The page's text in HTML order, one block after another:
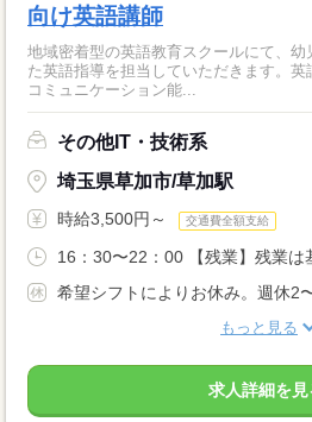
向け英語講師
地域密着型の英語教育スクールにて、幼
た英語指導を担当していただきます。
コミュニケーション能...
その他IT・技術系
埼玉県草加市/草加駅
時給3,500円～ 交通費全額支給
16：30〜22：00 【残業】残業は
希望シフトによりお休み。週休2
もっと見る
求人詳細を見